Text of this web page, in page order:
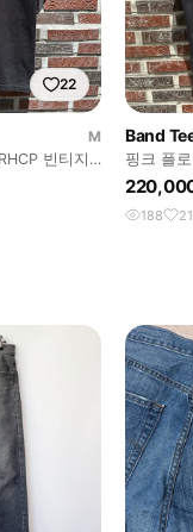
22
M
빈티지
Band
핑크 플
Here 빈
188 21